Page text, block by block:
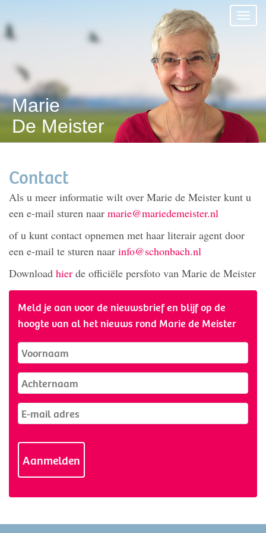
Marie
De Meister
Contact
Als u meer informatie wilt over Marie de Meister kunt u
een e-mail sturen naar marie@mariedemeister.nl
of u kunt contact opnemen met haar literair agent door
een e-mail te sturen naar info@schonbach.nl
Download hier de officiële persfoto van Marie de Meister
Meld je aan voor de nieuwsbrief en blijf op de
hoogte van al het nieuws rond Marie de Meister